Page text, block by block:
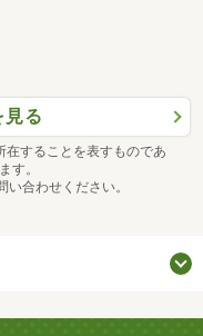
る
することを表すものであ
す。
合わせください。